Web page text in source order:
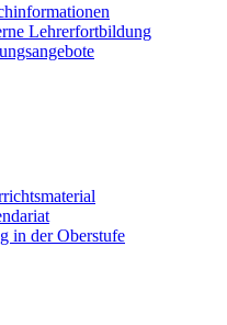
Lehrerfortbildung
in der Oberstufe